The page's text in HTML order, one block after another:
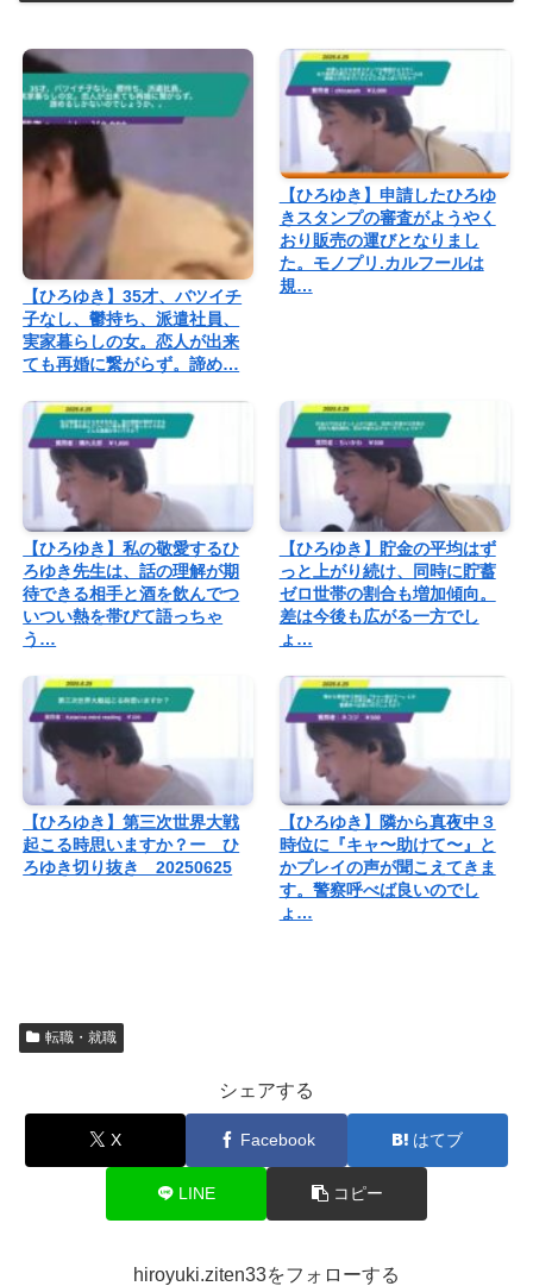
【ひろゆき】35才、バツイチ
子なし、鬱持ち、派遣社員、
実家暮らしの女。恋人が出来
ても再婚に繋がらず。諦め…
【ひろゆき】申請したひろゆ
きスタンプの審査がようやく
おり販売の運びとなりまし
た。モノプリ.カルフールは
規…
【ひろゆき】私の敬愛するひ
ろゆき先生は、話の理解が期
待できる相手と酒を飲んでつ
いつい熱を帯びて語っちゃ
う…
【ひろゆき】貯金の平均はず
っと上がり続け、同時に貯蓄
ゼロ世帯の割合も増加傾向。
差は今後も広がる一方でし
ょ…
【ひろゆき】第三次世界大戦
起こる時思いますか？ー ひ
ろゆき切り抜き 20250625
【ひろゆき】隣から真夜中３
時位に『キャ〜助けて〜』と
かプレイの声が聞こえてきま
す。警察呼べば良いのでし
ょ…
転職・就職
シェアする
X Facebook はてブ
LINE コピー
hiroyuki.ziten33をフォローする